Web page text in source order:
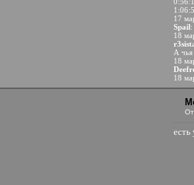
17
Spаil
18
А чья
18
18
есть